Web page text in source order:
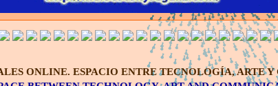
ONLINE. ESPACIO ENTRE TECNOLOGÍA, ARTE